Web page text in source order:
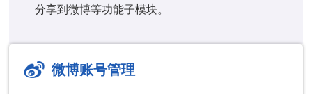
分享到微博等功能子模块。
微博账号管理